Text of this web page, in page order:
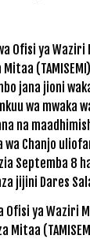
Ofisi ya Waziri
Mitaa